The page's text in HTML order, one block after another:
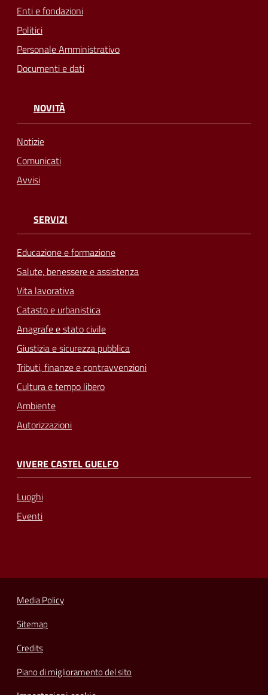
Enti e fondazioni
Politici
Personale Amministrativo
Documenti e dati
NOVITÀ
Notizie
Comunicati
Avvisi
SERVIZI
Educazione e formazione
Salute, benessere e assistenza
Vita lavorativa
Catasto e urbanistica
Anagrafe e stato civile
Giustizia e sicurezza pubblica
Tributi, finanze e contravvenzioni
Cultura e tempo libero
Ambiente
Autorizzazioni
VIVERE CASTEL GUELFO
Luoghi
Eventi
Media Policy
Sitemap
Credits
Piano di miglioramento del sito